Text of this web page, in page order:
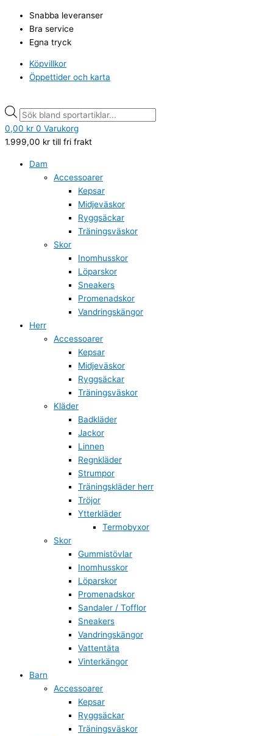
innehåll
Snabba leveranser
Bra service
Egna tryck
Köpvillkor
Öppettider och karta
search
0,00 kr 0 Varukorg
1.999,00 kr till fri frakt
Dam
Accessoarer
Kepsar
Midjeväskor
Ryggsäckar
Träningsväskor
Skor
Inomhusskor
Löparskor
Sneakers
Promenadskor
Vandringskängor
Herr
Accessoarer
Kepsar
Midjeväskor
Ryggsäckar
Träningsväskor
Kläder
Badkläder
Jackor
Linnen
Regnkläder
Strumpor
Träningskläder herr
Tröjor
Ytterkläder
Termobyxor
Skor
Gummistövlar
Inomhusskor
Löparskor
Promenadskor
Sandaler / Tofflor
Sneakers
Vandringskängor
Vattentäta
Vinterkängor
Barn
Accessoarer
Kepsar
Ryggsäckar
Träningsväskor
search
Duramo
Infant